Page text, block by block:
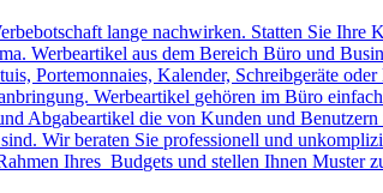
lange nachwirken. Statten Sie Ihre
Werbeartikel aus dem Bereich Büro und
Portemonnaies, Kalender, Schreibgeräte
Werbeartikel gehören im Büro
Abgabeartikel die von Kunden und Benutzern
Wir beraten Sie professionell und
Ihres Budgets und stellen Ihnen Muster